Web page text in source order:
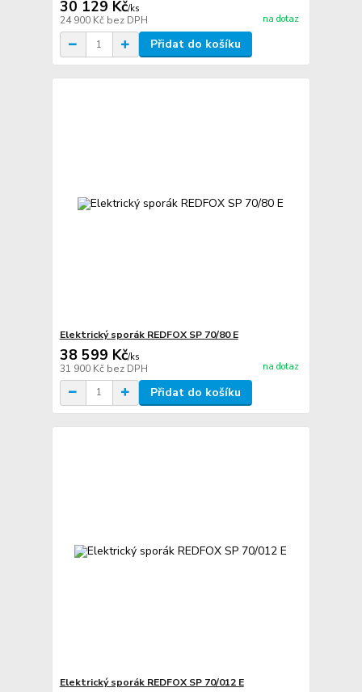
30 129 Kč/ks
24 900 Kč bez DPH na dotaz
Přidat do košíku
Elektrický sporák REDFOX SP 70/80 E
38 599 Kč/ks
31 900 Kč bez DPH na dotaz
Přidat do košíku
Elektrický sporák REDFOX SP 70/012 E